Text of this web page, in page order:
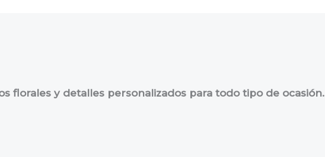
florales y detalles personalizados para todo tipo de ocasión.